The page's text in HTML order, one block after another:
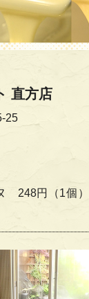
直方店
25
248円（1個